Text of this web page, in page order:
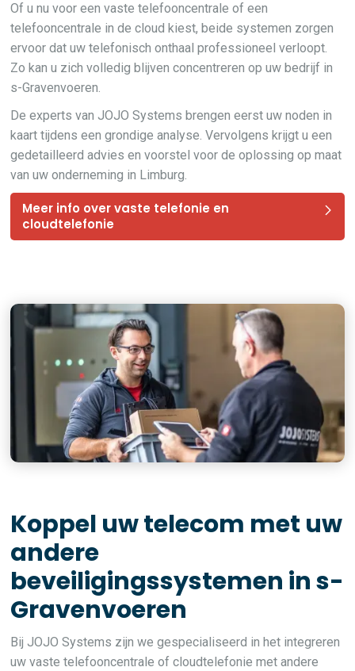
Of u nu voor een vaste telefooncentrale of een
telefooncentrale in de cloud kiest, beide systemen zorgen
ervoor dat uw telefonisch onthaal professioneel verloopt.
Zo kan u zich volledig blijven concentreren op uw bedrijf in
s-Gravenvoeren.
De experts van JOJO Systems brengen eerst uw noden in
kaart tijdens een grondige analyse. Vervolgens krijgt u een
gedetailleerd advies en voorstel voor de oplossing op maat
van uw onderneming in Limburg.
Meer info over vaste telefonie en
cloudtelefonie
Koppel uw telecom met uw
andere
beveiligingssystemen in s-
Gravenvoeren
Bij JOJO Systems zijn we gespecialiseerd in het integreren
uw vaste telefooncentrale of cloudtelefonie met andere